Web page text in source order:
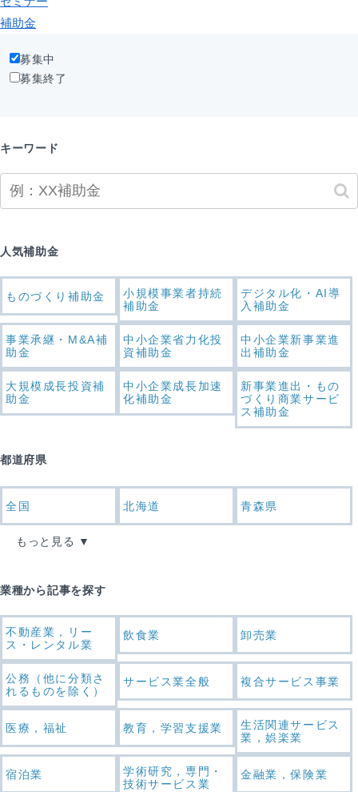
補助金
募集中
募集終了
キーワード
人気補助金
ものづくり補助金
小規模事業者持続
補助金
デジタル化・AI導
入補助金
事業承継・M&A補
助金
中小企業省力化投
資補助金
中小企業新事業進
出補助金
大規模成長投資補
助金
中小企業成長加速
化補助金
新事業進出・もの
づくり商業サービ
ス補助金
都道府県
全国 北海道 青森県
もっと見る
業種から記事を探す
不動産業，リー
ス・レンタル業
飲食業 卸売業
公務（他に分類さ
れるものを除く）
サービス業全般 複合サービス事業
医療，福祉 教育，学習支援業
生活関連サービス
業，娯楽業
宿泊業
学術研究，専門・
技術サービス業
金融業，保険業